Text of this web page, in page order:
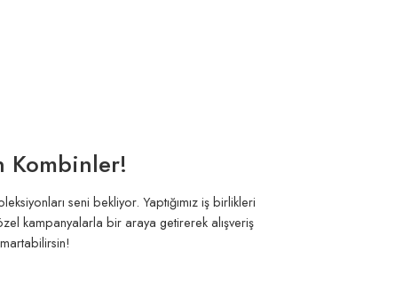
Kombinler!
seni bekliyor. Yaptığımız iş birlikleri
kampanyalarla bir araya getirerek alışveriş